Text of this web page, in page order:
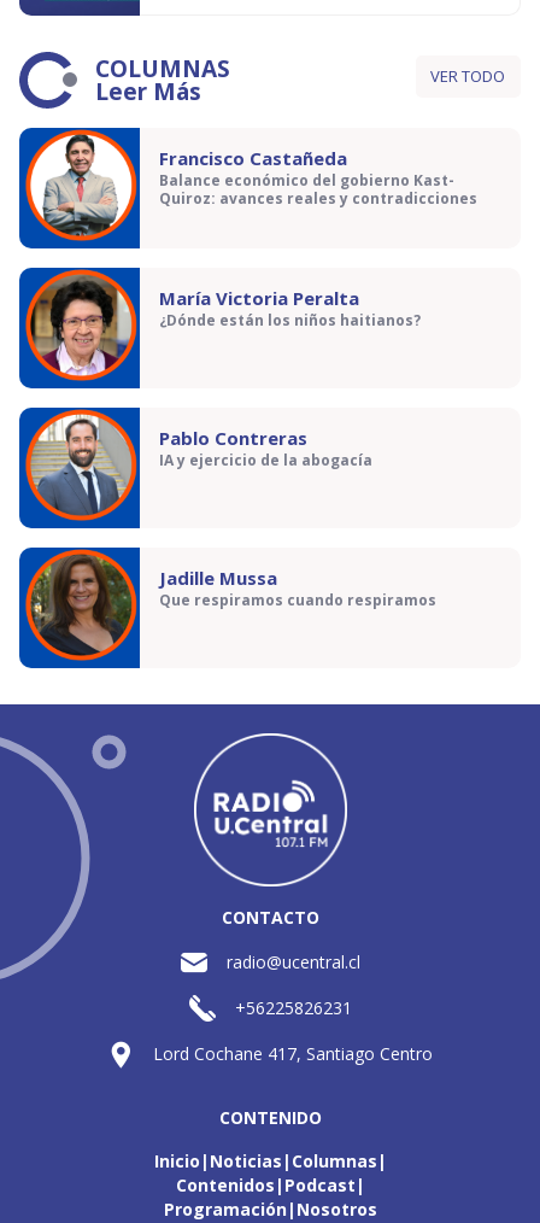
COLUMNAS
Leer Más VER TODO
Francisco Castañeda
Balance económico del gobierno Kast-
Quiroz: avances reales y contradicciones
María Victoria Peralta
¿Dónde están los niños haitianos?
Pablo Contreras
IA y ejercicio de la abogacía
Jadille Mussa
Que respiramos cuando respiramos
CONTACTO
radio@ucentral.cl
+56225826231
Lord Cochane 417, Santiago Centro
CONTENIDO
Inicio Noticias Columnas
Contenidos Podcast
Programación Nosotros